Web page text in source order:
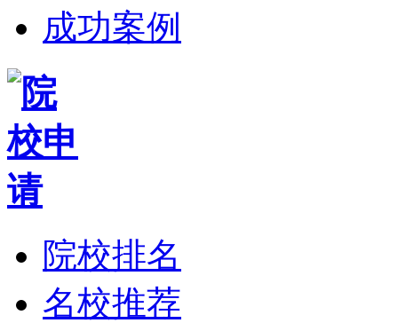
成功案例
院校排名
名校推荐